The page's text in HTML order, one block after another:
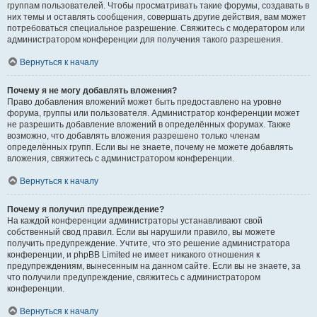
группам пользователей. Чтобы просматривать такие форумы, создавать в
них темы и оставлять сообщения, совершать другие действия, вам может
потребоваться специальное разрешение. Свяжитесь с модератором или
администратором конференции для получения такого разрешения.
Вернуться к началу
Почему я не могу добавлять вложения?
Право добавления вложений может быть предоставлено на уровне
форума, группы или пользователя. Администратор конференции может
не разрешить добавление вложений в определённых форумах. Также
возможно, что добавлять вложения разрешено только членам
определённых групп. Если вы не знаете, почему не можете добавлять
вложения, свяжитесь с администратором конференции.
Вернуться к началу
Почему я получил предупреждение?
На каждой конференции администраторы устанавливают свой
собственный свод правил. Если вы нарушили правило, вы можете
получить предупреждение. Учтите, что это решение администратора
конференции, и phpBB Limited не имеет никакого отношения к
предупреждениям, вынесенным на данном сайте. Если вы не знаете, за
что получили предупреждение, свяжитесь с администратором
конференции.
Вернуться к началу